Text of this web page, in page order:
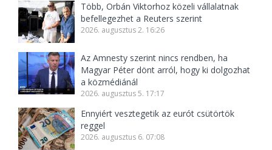
Több, Orbán Viktorhoz közeli vállalatnak
befellegezhet a Reuters szerint
2026. augusztus 2. 16:26
Az Amnesty szerint nincs rendben, ha
Magyar Péter dönt arról, hogy ki dolgozhat
a közmédiánál
2026. augusztus 5. 17:17
Ennyiért vesztegetik az eurót csütörtök
reggel
2026. augusztus 6. 07:08